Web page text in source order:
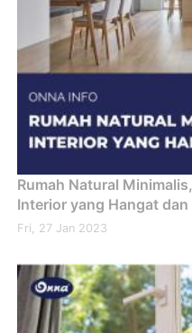
Rumah Natural
Interior yang Hangat dan
Fri, 27 Jan 2023